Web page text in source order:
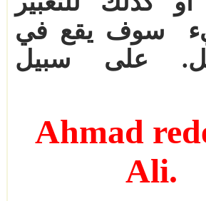
سوف يقع في
على سبيل
Ahmad
Ali.